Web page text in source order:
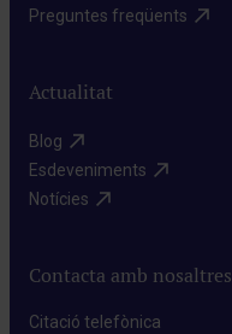
Preguntes freqüents​
Actualitat
Blog​
Esdeveniments​
Notícies​
Contacta amb nosaltres
Citació telefònica